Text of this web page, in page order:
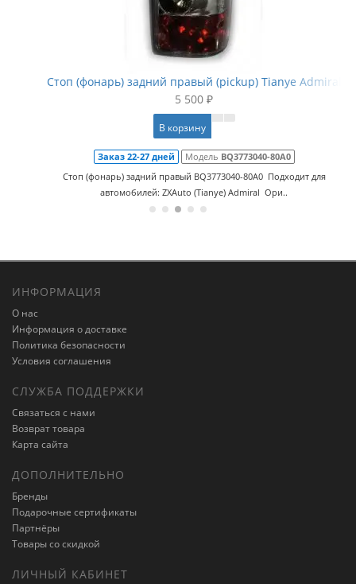
Стоп (фонарь) задний правый (pickup) Tianye Admiral
5 500 ₽
В корзину
Заказ 22-27 дней МодельBQ3773040-80A0
Стоп (фонарь) задний правый BQ3773040-80A0 Подходит для
автомобилей: ZXAuto (Tianye) Admiral Ори..
ИНФОРМАЦИЯ
О нас
Информация о доставке
Политика безопасности
Условия соглашения
СЛУЖБА ПОДДЕРЖКИ
Связаться с нами
Возврат товара
Карта сайта
ДОПОЛНИТЕЛЬНО
Бренды
Подарочные сертификаты
Партнёры
Товары со скидкой
ЛИЧНЫЙ КАБИНЕТ